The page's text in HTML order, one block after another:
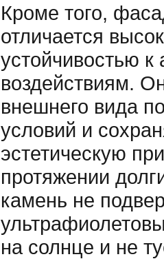
Кроме того,
отличается
устойчивостью
воздействиям.
внешнего вида
условий и
эстетическую
протяжении
камень не
на солнце и не